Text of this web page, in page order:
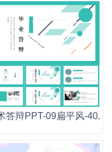
答辩PPT-09扁平风-